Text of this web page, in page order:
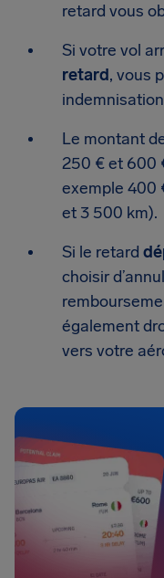
retard vous
Si votre vol
retard, vous
Le montant
250 € et 600
exemple 400
et 3 500 km).
Si le retard
choisir
également
vers votre